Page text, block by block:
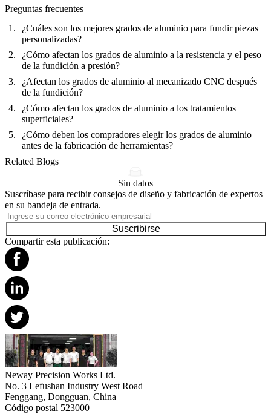
Preguntas frecuentes
¿Cuáles son los mejores grados de aluminio para fundir piezas
personalizadas?
¿Cómo afectan los grados de aluminio a la resistencia y el peso
de la fundición a presión?
¿Afectan los grados de aluminio al mecanizado CNC después
de la fundición?
¿Cómo afectan los grados de aluminio a los tratamientos
superficiales?
¿Cómo deben los compradores elegir los grados de aluminio
antes de la fabricación de herramientas?
Related Blogs
Sin datos
Suscríbase para recibir consejos de diseño y fabricación de expertos
en su bandeja de entrada.
Suscribirse
Compartir esta publicación:
Neway Precision Works Ltd.
No. 3 Lefushan Industry West Road
Fenggang, Dongguan, China
Código postal 523000